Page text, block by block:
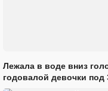
Лежала в воде вниз
годовалой девочки под